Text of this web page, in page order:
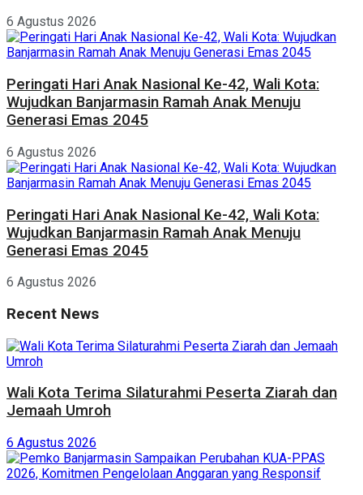
6 Agustus 2026
Peringati Hari Anak Nasional Ke-42, Wali Kota:
Wujudkan Banjarmasin Ramah Anak Menuju
Generasi Emas 2045
6 Agustus 2026
Peringati Hari Anak Nasional Ke-42, Wali Kota:
Wujudkan Banjarmasin Ramah Anak Menuju
Generasi Emas 2045
6 Agustus 2026
Recent News
Wali Kota Terima Silaturahmi Peserta Ziarah dan
Jemaah Umroh
6 Agustus 2026